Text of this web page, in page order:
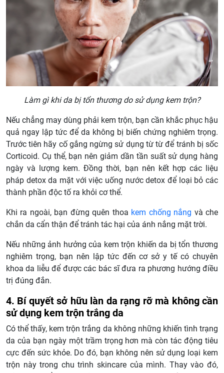
Làm gì khi da bị tổn thương do sử dụng kem trộn?
Nếu chẳng may dùng phải kem trộn, bạn cần khắc phục hậu
quả ngay lập tức để da không bị biến chứng nghiêm trọng.
Trước tiên hãy cố gắng ngừng sử dụng từ từ để tránh bị sốc
Corticoid. Cụ thể, bạn nên giảm dần tần suất sử dụng hàng
ngày và lượng kem. Đồng thời, bạn nên kết hợp các liệu
pháp detox da mặt với việc uống nước detox để loại bỏ các
thành phần độc tố ra khỏi cơ thể.
Khi ra ngoài, bạn đừng quên thoa kem chống nắng và che
chắn da cẩn thận để tránh tác hại của ánh nắng mặt trời.
Nếu những ảnh hưởng của kem trộn khiến da bị tổn thương
nghiêm trọng, bạn nên lập tức đến cơ sở y tế có chuyên
khoa da liễu để được các bác sĩ đưa ra phương hướng điều
trị đúng đắn.
4. Bí quyết sở hữu làn da rạng rỡ mà không cần
sử dụng kem trộn trắng da
Có thể thấy, kem trộn trắng da không những khiến tình trạng
da của bạn ngày một trầm trọng hơn mà còn tác động tiêu
cực đến sức khỏe. Do đó, bạn không nên sử dụng loại kem
trộn này trong chu trình skincare của mình. Thay vào đó,